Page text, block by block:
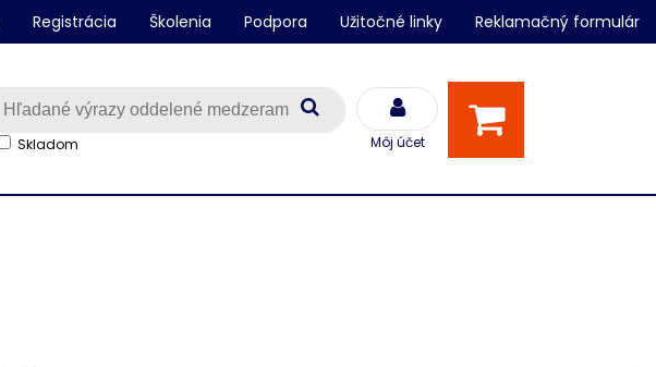
Môj účet
Skladom
Registrácia Školenia Podpora Užitočné linky Reklamačný formulár